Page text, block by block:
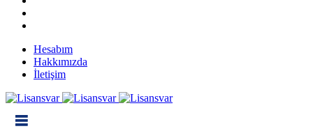
Hesabım
Hakkımızda
İletişim